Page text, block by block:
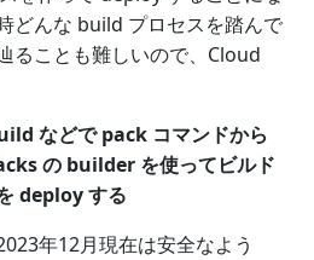
どんな build プロセスを踏んで
ることも難しいので、Cloud
などで pack コマンドから
の builder を使ってビルド
deploy する
年12月現在は安全なよう